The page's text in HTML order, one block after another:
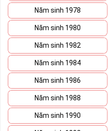
Theo phong thủy đây còn là số
cuộc sống giàu sang phú quý
còn là bùa hộ mệnh xua đuổi tà
luôn bình an và hạnh phúc.
Tại sao nên sở hữu
Năm sinh 1978
Năm sinh 1980
Năm sinh 1982
Năm sinh 1984
Năm sinh 1986
Năm sinh 1988
Năm sinh 1990